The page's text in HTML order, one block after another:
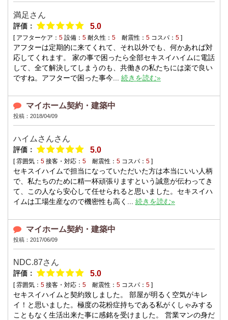
満足 さん
評価： 5.0
[ アフターケア： 5 設備： 5 耐久性： 5 耐震性： 5 コスパ： 5 ]
アフターは定期的に来てくれて、それ以外でも、何かあれば対
応してくれます。 家の事で困ったら全部セキスイハイムに電話
して、全て解決してしまうのも、共働きの私たちには楽で良い
ですね。アフターで困った事今...
続きを読む»
マイホーム契約・建築中
投稿：2018/04/09
ハイムさんさん
評価： 5.0
[ 雰囲気： 5 接客・対応： 5 耐震性： 5 コスパ： 5 ]
セキスイハイムで担当になっていただいた方は本当にいい人柄
で、私たちのために精一杯頑張りますという誠意が伝わってき
て、この人なら安心して任せられると思いました。セキスイハ
イムは工場生産なので機密性も高く...
続きを読む»
マイホーム契約・建築中
投稿：2017/06/09
NDC.87さん
評価： 5.0
[ 雰囲気： 5 接客・対応： 5 耐震性： 5 コスパ： 5 ]
セキスイハイムと契約致しました。 部屋が明るく空気がキレ
イ！と思いました。極度の花粉症持ちである私がくしゃみする
こともなく生活出来た事に感銘を受けました。 営業マンの身だ